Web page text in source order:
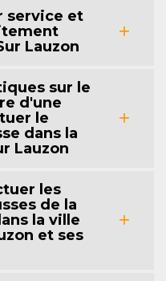
service et
Lauzon
sur le
d'une
le
dans la
Lauzon
les
de la
la ville
et ses